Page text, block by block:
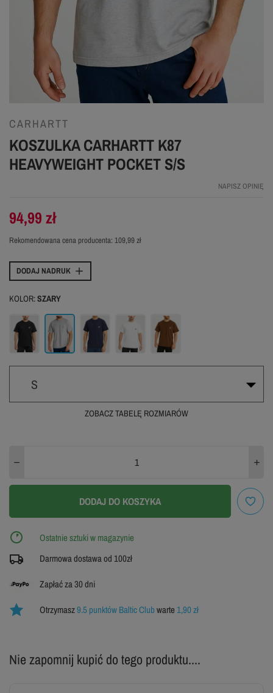
CARHARTT
KOSZULKA CARHARTT K87
HEAVYWEIGHT POCKET S/S
NAPISZ OPINIĘ
Rekomendowana cena producenta: 109,99 zł
94,99 zł
DODAJ NADRUK
KOLOR:SZARY
Czarny Szary Granatowy Biały Brązowy
S
M
ZOBACZ TABELĘ ROZMIARÓW
ZOBACZ TABELĘ ROZMIARÓW
DODAJ DO KOSZYKA
Ostatnie sztuki w magazynie
Darmowa dostawa od 100zł
Zapłać za 30 dni
Otrzymasz9.5 punktów Baltic Clubwarte1,90 zł
Nie zapomnij kupić do tego produktu....